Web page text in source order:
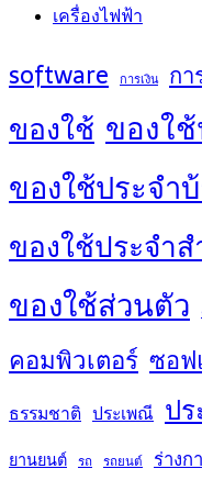
เครื่องไฟฟ้า
software การเงิน กา
ของใช้ ของใ
ของใช้ประจำ
ของใช้ประจำ
ของใช้ส่วนตัว
คอมพิวเตอร์ ซอฟ
ธรรมชาติ ประเพณี ป
ยานยนต์ รถ รถยนต์ ร่างก